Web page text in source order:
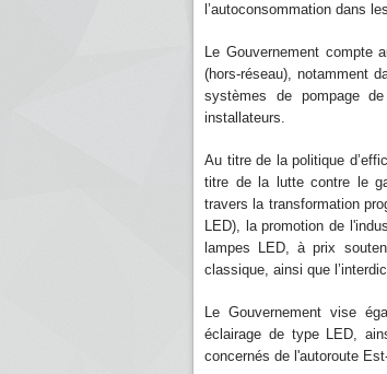
l’autoconsommation dans
Le Gouvernement compte
(hors-réseau), notamment
systèmes de pompage
installateurs.
Au titre de la politique
titre de la lutte contre le
travers la transformation
LED), la promotion de
lampes LED, à prix
classique, ainsi que
Le Gouvernement vise
éclairage de type LED,
concernés de l'autoroute